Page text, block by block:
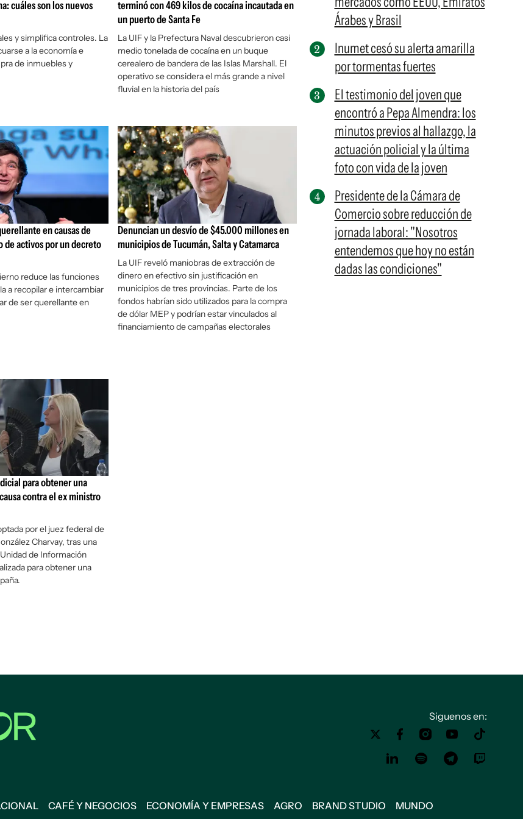
cuáles son los nuevos
y simplifica controles. La
a la economía e
de inmuebles y
terminó con 469 kilos de cocaína incautada en
un puerto de Santa Fe
La UIF y la Prefectura Naval descubrieron casi
medio tonelada de cocaína en un buque
cerealero de bandera de las Islas Marshall. El
operativo se considera el más grande a nivel
fluvial en la historia del país
en causas de
de activos por un decreto
reduce las funciones
a recopilar e intercambiar
de ser querellante en
Denuncian un desvío de $45.000 millones en
municipios de Tucumán, Salta y Catamarca
La UIF reveló maniobras de extracción de
dinero en efectivo sin justificación en
municipios de tres provincias. Parte de los
fondos habrían sido utilizados para la compra
de dólar MEP y podrían estar vinculados al
financiamiento de campañas electorales
para obtener una
contra el ex ministro
por el juez federal de
Charvay, tras una
de Información
para obtener una
Árabes y Brasil
Inumet cesó su alerta amarilla
por tormentas fuertes
El testimonio del joven que
encontró a Pepa Almendra: los
minutos previos al hallazgo, la
actuación policial y la última
foto con vida de la joven
Presidente de la Cámara de
Comercio sobre reducción de
jornada laboral: "Nosotros
entendemos que hoy no están
dadas las condiciones"
Siguenos en:
CAFÉ Y NEGOCIOS ECONOMÍA Y EMPRESAS AGRO BRAND STUDIO MUNDO